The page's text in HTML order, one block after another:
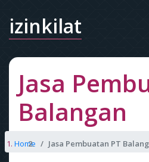
izinkilat
Jasa
Balangan
Home Jasa Pembuatan PT